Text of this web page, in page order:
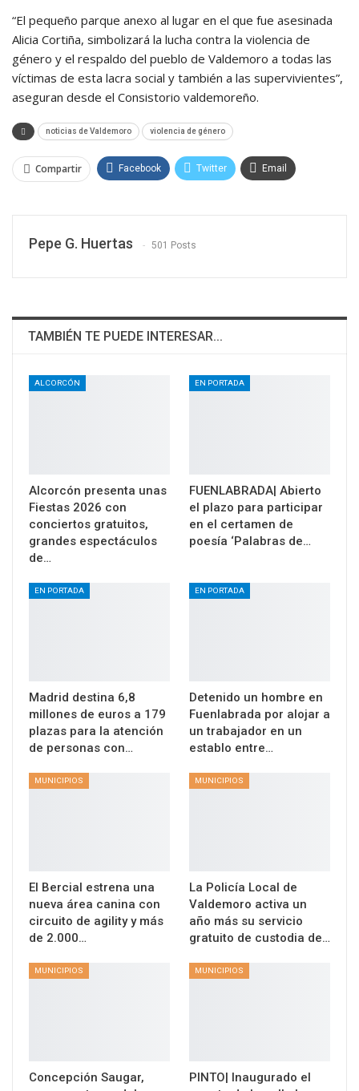
“El pequeño parque anexo al lugar en el que fue asesinada
Alicia Cortiña, simbolizará la lucha contra la violencia de
género y el respaldo del pueblo de Valdemoro a todas las
víctimas de esta lacra social y también a las supervivientes”,
aseguran desde el Consistorio valdemoreño.
noticias de Valdemoro violencia de género
Compartir Facebook Twitter Email
Pepe G. Huertas 501 Posts
TAMBIÉN TE PUEDE INTERESAR...
ALCORCÓN
Alcorcón presenta unas
Fiestas 2026 con
conciertos gratuitos,
grandes espectáculos
de…
EN PORTADA
FUENLABRADA| Abierto
el plazo para participar
en el certamen de
poesía ‘Palabras de…
EN PORTADA
Madrid destina 6,8
millones de euros a 179
plazas para la atención
de personas con…
EN PORTADA
Detenido un hombre en
Fuenlabrada por alojar a
un trabajador en un
establo entre…
MUNICIPIOS
El Bercial estrena una
nueva área canina con
circuito de agility y más
de 2.000…
MUNICIPIOS
La Policía Local de
Valdemoro activa un
año más su servicio
gratuito de custodia de…
MUNICIPIOS
Concepción Saugar,
MUNICIPIOS
PINTO| Inaugurado el